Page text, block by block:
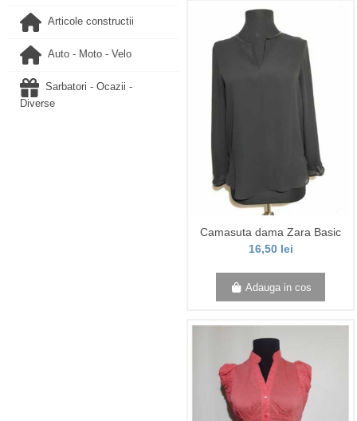
Camasuta dama Zara Basic
16,50 lei
Adauga in cos
Articole constructii
Auto - Moto - Velo
Sarbatori - Ocazii -
Diverse